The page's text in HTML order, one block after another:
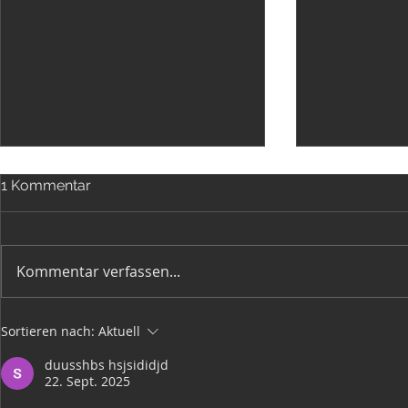
Moonlight SUP
1 Kommentar
Kommentar verfassen...
Sortieren nach: Aktuell
duusshbs hsjsididjd
22. Sept. 2025